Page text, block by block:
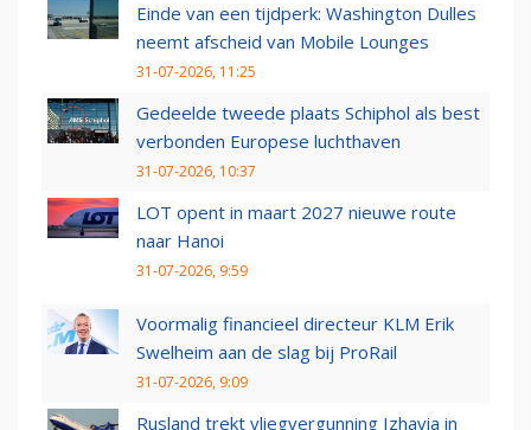
Einde van een tijdperk: Washington Dulles
neemt afscheid van Mobile Lounges
31-07-2026, 11:25
Gedeelde tweede plaats Schiphol als best
verbonden Europese luchthaven
31-07-2026, 10:37
LOT opent in maart 2027 nieuwe route
naar Hanoi
31-07-2026, 9:59
Voormalig financieel directeur KLM Erik
Swelheim aan de slag bij ProRail
31-07-2026, 9:09
Rusland trekt vliegvergunning Izhavia in